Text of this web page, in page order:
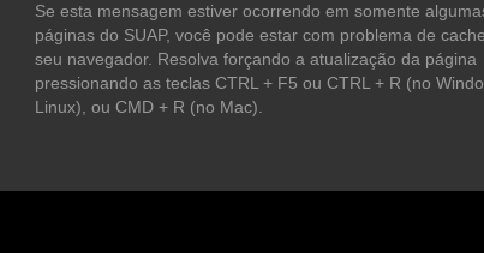
Se esta mensagem estiver ocorrendo em somente
páginas do SUAP, você pode estar com problema de
seu navegador. Resolva forçando a atualização da página
pressionando as teclas CTRL + F5 ou CTRL + R (no
Linux), ou CMD + R (no Mac).